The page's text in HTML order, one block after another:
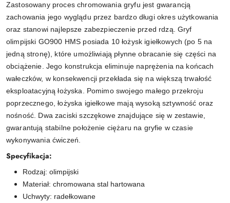
Zastosowany proces chromowania gryfu jest gwarancją
zachowania jego wyglądu przez bardzo długi okres użytkowania
oraz stanowi najlepsze zabezpieczenie przed rdzą. Gryf
olimpijski GO900 HMS posiada 10 łożysk igiełkowych (po 5 na
jedną stronę), które umożliwiają płynne obracanie się części na
obciążenie. Jego konstrukcja eliminuje naprężenia na końcach
wałeczków, w konsekwencji przekłada się na większą trwałość
eksploatacyjną łożyska. Pomimo swojego małego przekroju
poprzecznego, łożyska igiełkowe mają wysoką sztywność oraz
nośność. Dwa zaciski szczękowe znajdujące się w zestawie,
gwarantują stabilne położenie ciężaru na gryfie w czasie
wykonywania ćwiczeń.
Specyfikacja:
Rodzaj: olimpijski
Materiał: chromowana stal hartowana
Uchwyty: radełkowane